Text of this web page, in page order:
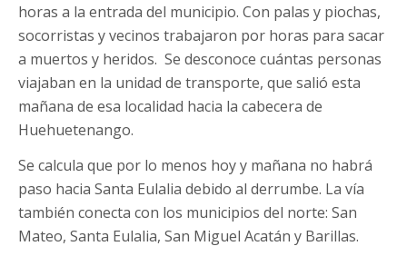
horas a la entrada del municipio. Con palas y piochas,
socorristas y vecinos trabajaron por horas para sacar
a muertos y heridos. Se desconoce cuántas personas
viajaban en la unidad de transporte, que salió esta
mañana de esa localidad hacia la cabecera de
Huehuetenango.
Se calcula que por lo menos hoy y mañana no habrá
paso hacia Santa Eulalia debido al derrumbe. La vía
también conecta con los municipios del norte: San
Mateo, Santa Eulalia, San Miguel Acatán y Barillas.